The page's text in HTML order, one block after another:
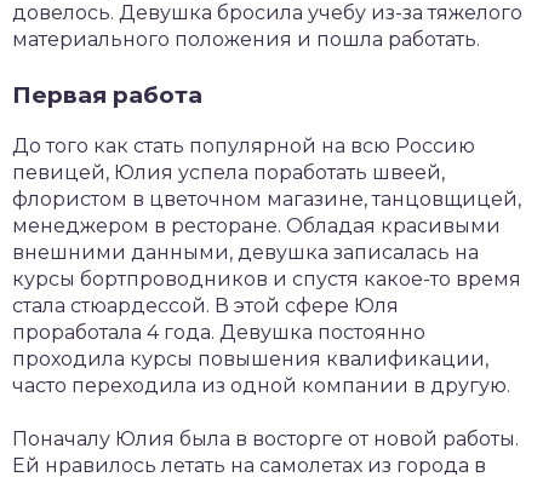
довелось. Девушка бросила учебу из-за тяжелого
материального положения и пошла работать.
Первая работа
До того как стать популярной на всю Россию
певицей, Юлия успела поработать швеей,
флористом в цветочном магазине, танцовщицей,
менеджером в ресторане. Обладая красивыми
внешними данными, девушка записалась на
курсы бортпроводников и спустя какое-то время
стала стюардессой. В этой сфере Юля
проработала 4 года. Девушка постоянно
проходила курсы повышения квалификации,
часто переходила из одной компании в другую.
Поначалу Юлия была в восторге от новой работы.
Ей нравилось летать на самолетах из города в